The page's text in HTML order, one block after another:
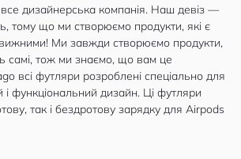
дизайнерська компанія. Наш девіз —
тому що ми створюємо продукти, які є
Ми завжди створюємо продукти,
самі, тож ми знаємо, що вам це
всі футляри розроблені спеціально для
функціональний дизайн. Ці футляри
так і бездротову зарядку для Аirpods